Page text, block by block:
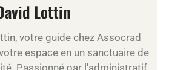
Lottin
votre guide chez Assocrad
espace en un sanctuaire de